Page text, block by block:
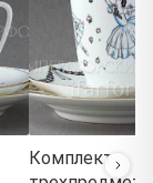
Комплект